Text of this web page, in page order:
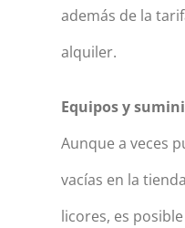
además de la
alquiler.
Equipos y
Aunque a veces
vacías en la
licores, es